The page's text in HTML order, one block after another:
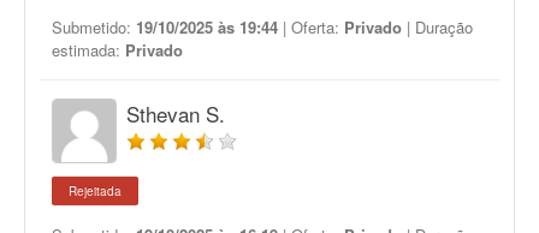
Submetido: 19/10/2025 às 19:44 | Oferta: Privado | Duração
estimada: Privado
Sthevan S.
Rejeitada